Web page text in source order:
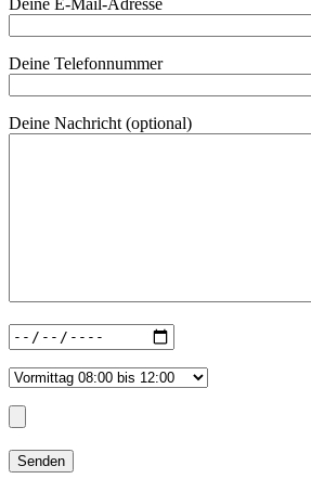
Deine Telefonnummer
Deine Nachricht (optional)